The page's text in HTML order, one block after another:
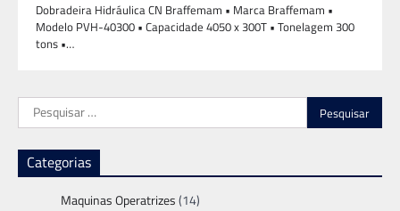
Dobradeira Hidráulica CN Braffemam •⁠ ⁠Marca Braffemam •⁠
⁠⁠Modelo PVH-40300 •⁠ ⁠⁠Capacidade 4050 x 300T •⁠ ⁠⁠Tonelagem 300
tons •⁠…
Pesquisar
por:
Categorias
Maquinas Operatrizes(14)